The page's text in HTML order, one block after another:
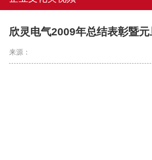
欣灵电气2009年总结表彰暨
来源：